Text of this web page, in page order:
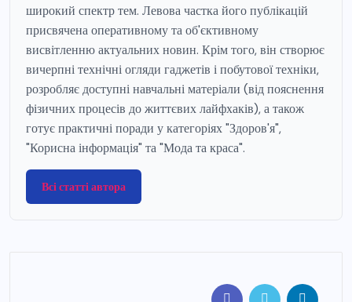
широкий спектр тем. Левова частка його публікацій
присвячена оперативному та об'єктивному
висвітленню актуальних новин. Крім того, він створює
вичерпні технічні огляди гаджетів і побутової техніки,
розробляє доступні навчальні матеріали (від пояснення
фізичних процесів до життєвих лайфхаків), а також
готує практичні поради у категоріях "Здоров'я",
"Корисна інформація" та "Мода та краса".
Всі статті автора